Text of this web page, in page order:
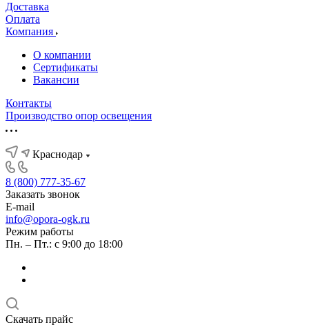
Доставка
Оплата
Компания
О компании
Сертификаты
Вакансии
Контакты
Производство опор освещения
Краснодар
8 (800) 777-35-67
Заказать звонок
E-mail
info@opora-ogk.ru
Режим работы
Пн. – Пт.: с 9:00 до 18:00
Скачать прайс